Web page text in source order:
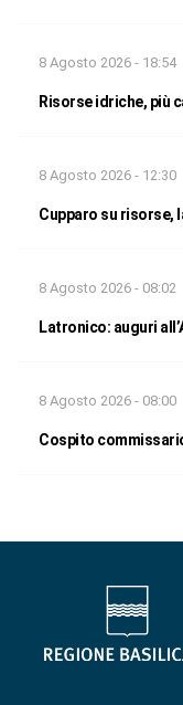
8 Agosto 2026 - 18:54
Risorse idriche, più
8 Agosto 2026 - 12:30
Cupparo su risorse,
8 Agosto 2026 - 08:02
Latronico: auguri
8 Agosto 2026 - 08:00
Cospito